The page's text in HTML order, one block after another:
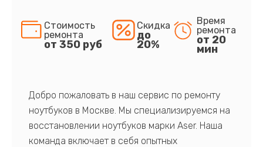
Стоимость
ремонта
от 350 руб
Скидка
до
20%
Время
ремонта
от 20
мин
Добро пожаловать в наш сервис по ремонту
ноутбуков в Москве. Мы специализируемся на
восстановлении ноутбуков марки Aser. Наша
команда включает в себя опытных